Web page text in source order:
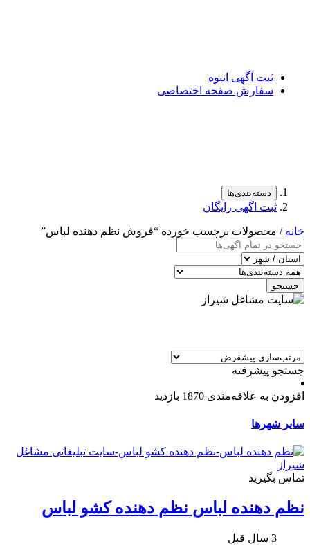
ثبت آگهی انبوه
سفارش صفحه اختصاصی
دسته‌بندی‌ها
ثبت اگهی رایگان
خانه / محصولات برچسب خورده “فروش نظم دهنده لباس”
جستجو
جستجو پیشرفته
افزودن به علاقه‌مندی 1870 بازدید
سایر شهرها
تماس بگیرید
نظم دهنده لباس نظم دهنده كشو لباس
3 سال قبل